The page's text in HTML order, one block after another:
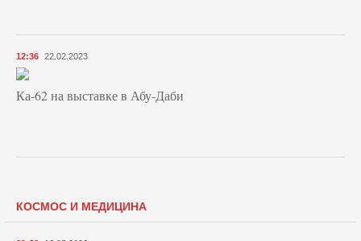
12:36 22.02.2023
Ка-62 на выставке в Абу-Даби
КОСМОС И МЕДИЦИНА